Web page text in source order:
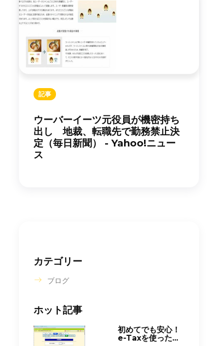
記事
ウーバーイーツ元役員が機密持ち
出し 地裁、転職先で勤務禁止決
定（毎日新聞） - Yahoo!ニュー
ス
カテゴリー
ブログ
ホット記事
初めてでも安心！
e-Taxを使った...